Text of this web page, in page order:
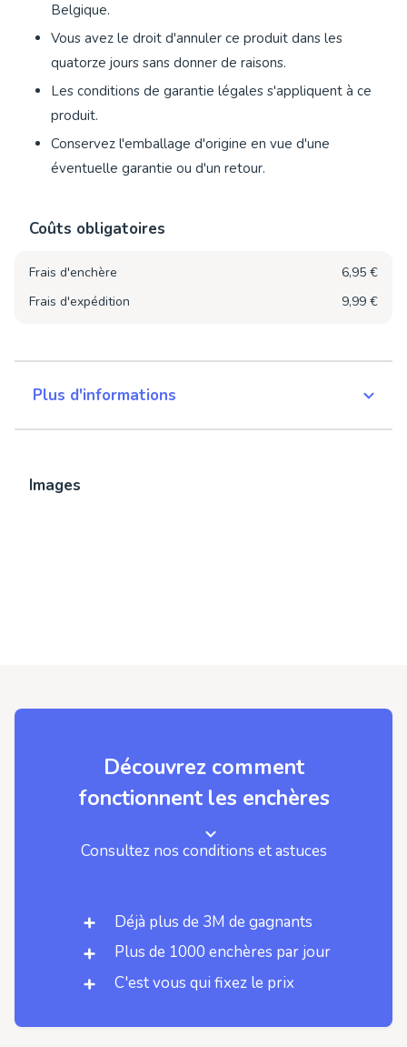
Belgique.
Vous avez le droit d'annuler ce produit dans les
quatorze jours sans donner de raisons.
Les conditions de garantie légales s'appliquent à ce
produit.
Conservez l'emballage d'origine en vue d'une
éventuelle garantie ou d'un retour.
Coûts obligatoires
Frais d'enchère
6,95 €
Frais d'expédition
9,99 €
Plus d'informations
Images
Découvrez comment
fonctionnent les enchères
Consultez nos conditions et astuces
Déjà plus de 3M de gagnants
Plus de 1000 enchères par jour
C'est vous qui fixez le prix